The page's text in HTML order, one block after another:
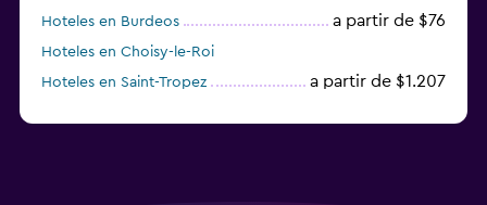
Hoteles en Burdeos a partir de $76
Hoteles en Choisy-le-Roi
Hoteles en Saint-Tropez
a partir de $1.207